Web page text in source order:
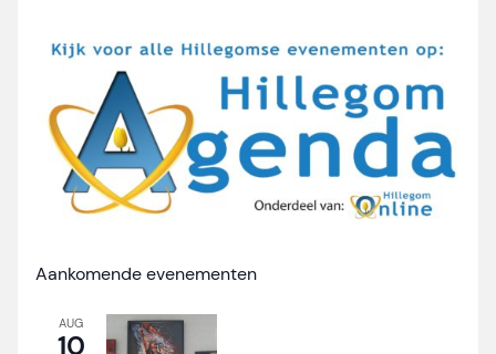
Aankomende evenementen
AUG
10